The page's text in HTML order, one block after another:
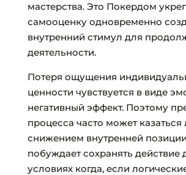
мастерства. Это Покердом
самооценку одновременно
внутренний стимул для
деятельности.
Потеря ощущения
ценности чувствуется в виде
негативный эффект. Поэтому
процесса часто может
снижением внутренней
побуждает сохранять действие
условиях когда, если